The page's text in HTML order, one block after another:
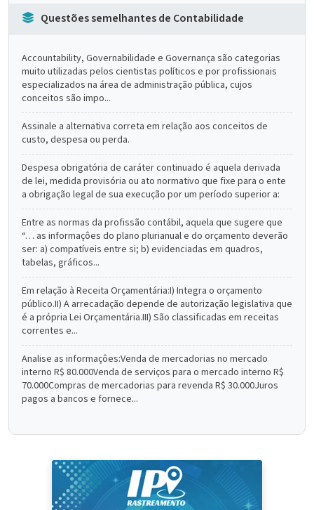
Questões semelhantes de Contabilidade
Accountability, Governabilidade e Governança são categorias
muito utilizadas pelos cientistas políticos e por profissionais
especializados na área de administração pública, cujos
conceitos são impo...
Assinale a alternativa correta em relação aos conceitos de
custo, despesa ou perda.
Despesa obrigatória de caráter continuado é aquela derivada
de lei, medida provisória ou ato normativo que fixe para o ente
a obrigação legal de sua execução por um período superior a:
Entre as normas da profissão contábil, aquela que sugere que
“… as informaçôes do plano plurianual e do orçamento deverão
ser: a) compatíveis entre si; b) evidenciadas em quadros,
tabelas, gráficos...
Em relação à Receita Orçamentária:I) Integra o orçamento
público.II) A arrecadação depende de autorização legislativa que
é a própria Lei Orçamentária.III) São classificadas em receitas
correntes e...
Analise as informaçôes:Venda de mercadorias no mercado
interno R$ 80.000Venda de serviços para o mercado interno R$
70.000Compras de mercadorias para revenda R$ 30.000Juros
pagos a bancos e fornece...